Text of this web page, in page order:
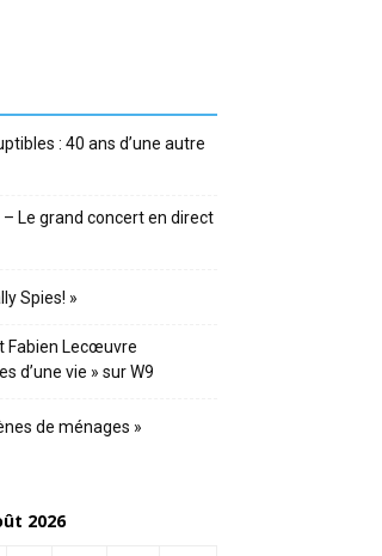
: 40 ans d’une autre
Le grand concert en direct
Spies! »
Fabien Lecœuvre
d’une vie » sur W9
de ménages »
2026